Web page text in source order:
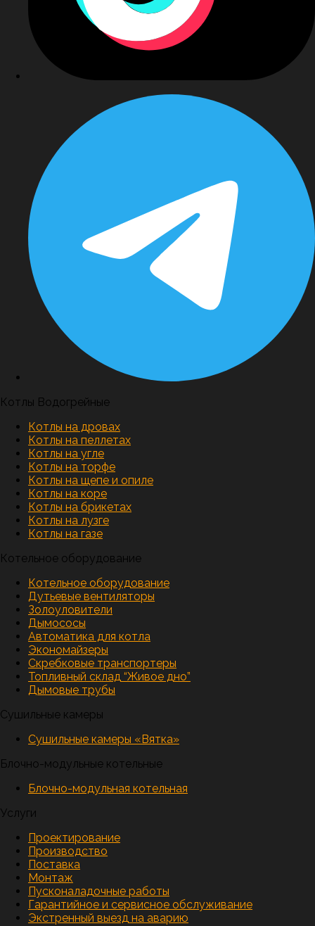
Котлы Водогрейные
Котлы на дровах
Котлы на пеллетах
Котлы на угле
Котлы на торфе
Котлы на щепе и опиле
Котлы на коре
Котлы на брикетах
Котлы на лузге
Котлы на газе
Котельное оборудование
Котельное оборудование
Дутьевые вентиляторы
Золоуловители
Дымососы
Автоматика для котла
Экономайзеры
Скребковые транспортеры
Топливный склад “Живое дно”
Дымовые трубы
Сушильные камеры
Сушильные камеры «Вятка»
Блочно-модульные котельные
Блочно-модульная котельная
Услуги
Проектирование
Производство
Поставка
Монтаж
Пусконаладочные работы
Гарантийное и сервисное обслуживание
Экстренный выезд на аварию